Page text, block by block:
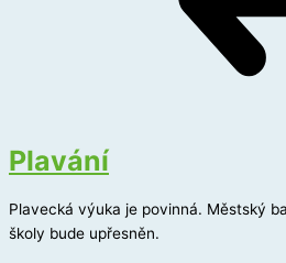
Plavání
Plavecká výuka je povinná. Městský
školy bude upřesněn.